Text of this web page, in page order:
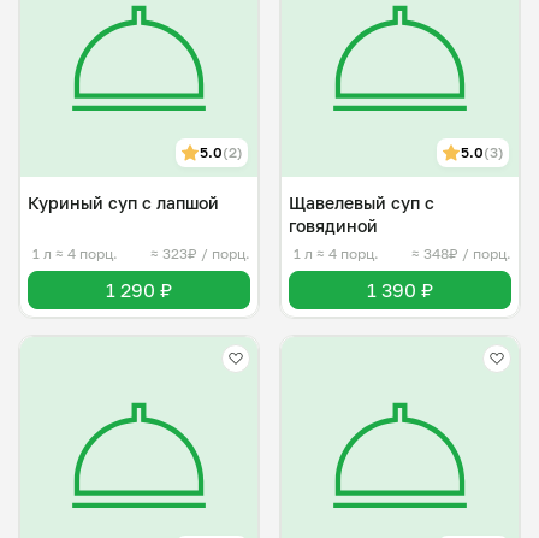
5.0(2)
Куриный суп с лапшой
1 л ≈ 4 порц. ≈ 323₽ / порц.
1 290 ₽
5.0(3)
Щавелевый суп с
говядиной
1 л ≈ 4 порц. ≈ 348₽ / порц.
1 390 ₽